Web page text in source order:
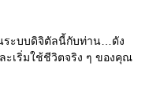
ระบบดิจิตัลนี้กับท่าน…ดัง
เริ่มใช้ชีวิตจริง ๆ ของคุณ